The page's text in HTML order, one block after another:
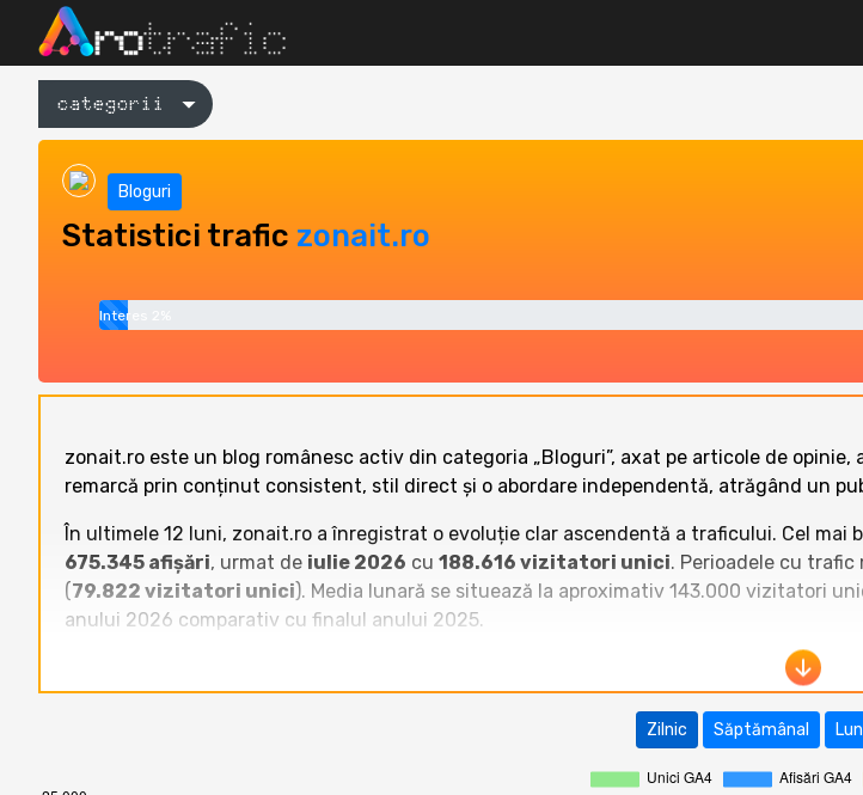
categorii
Bloguri
Statistici trafic zonait.ro
Interes 2%
zonait.ro este un blog românesc activ din categoria „Bloguri”, axat pe articole de
remarcă prin conținut consistent, stil direct și o abordare independentă, atrăgând un
În ultimele 12 luni, zonait.ro a înregistrat o evoluție clar ascendentă a traficului. Cel mai
675.345 afișări, urmat de iulie 2026 cu 188.616 vizitatori unici. Perioadele cu
(79.822 vizitatori unici). Media lunară se situează la aproximativ 143.000 vizitatori
anului 2026 comparativ cu finalul anului 2025.
Raportat la celelalte site-uri din categoria „Bloguri”, zonait.ro se poziționează
depășește clar site-uri precummariuscucu.ro,revoblog.ro,www.domnuroz.rosau
adrianbolocan.ro,
vizitatori lunar, demonstrând o tendință clară de dominare și consolidare a poziției de
Zilnic Săptămânal